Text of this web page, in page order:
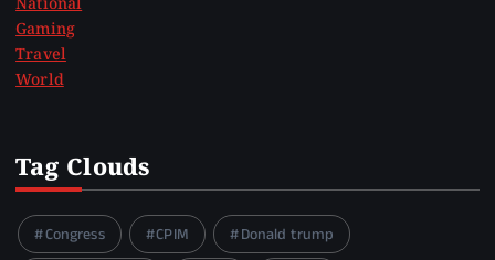
National
Gaming
Travel
World
Tag Clouds
Congress CPIM
Donald trump